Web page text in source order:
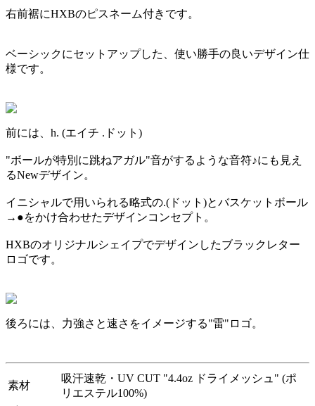
右前裾にHXBのピスネーム付きです。
ベーシックにセットアップした、使い勝手の良いデザイン仕
様です。
前には、h. (エイチ .ドット)
"ボールが特別に跳ねアガル"音がするような音符♪にも見え
るNewデザイン。
イニシャルで用いられる略式の.(ドット)とバスケットボール
→●をかけ合わせたデザインコンセプト。
HXBのオリジナルシェイプでデザインしたブラックレター
ロゴです。
後ろには、力強さと速さをイメージする"雷"ロゴ。
素材
吸汗速乾・UV CUT "4.4oz ドライメッシュ" (ポ
リエステル100%)